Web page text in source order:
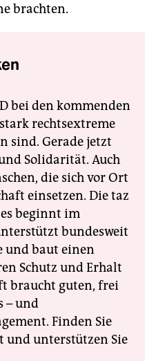
brachten.
bei den kommenden
rechtsextreme
sind. Gerade jetzt
Solidarität. Auch
die sich vor Ort
einsetzen. Die taz
beginnt im
bundesweit
und baut einen
Schutz und Erhalt
braucht guten, frei
– und
Finden Sie
und unterstützen Sie